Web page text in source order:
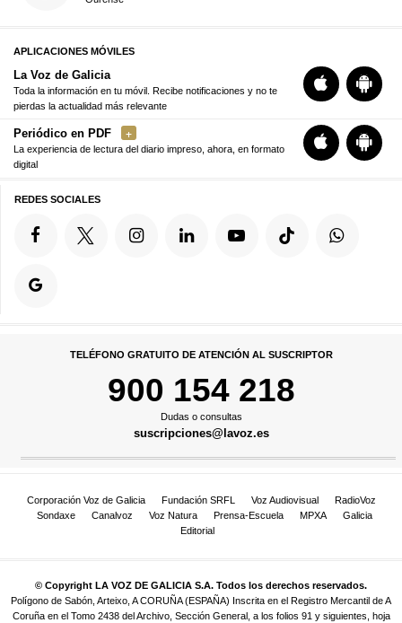
APLICACIONES MÓVILES
La Voz de Galicia
Toda la información en tu móvil. Recibe notificaciones y no te
pierdas la actualidad más relevante
Periódico en PDF
La experiencia de lectura del diario impreso, ahora, en formato
digital
REDES SOCIALES
TELÉFONO GRATUITO DE ATENCIÓN AL SUSCRIPTOR
900 154 218
Dudas o consultas
suscripciones@lavoz.es
Corporación Voz de Galicia Fundación SRFL Voz Audiovisual
RadioVoz
Sondaxe
Canalvoz Voz Natura Prensa-Escuela MPXA
Galicia
Editorial
© Copyright LA VOZ DE GALICIA S.A. Todos los derechos reservados.
Polígono de Sabón, Arteixo, A CORUÑA (ESPAÑA) Inscrita en el Registro Mercantil de A
Coruña en el Tomo 2438 del Archivo, Sección General, a los folios 91 y siguientes, hoja